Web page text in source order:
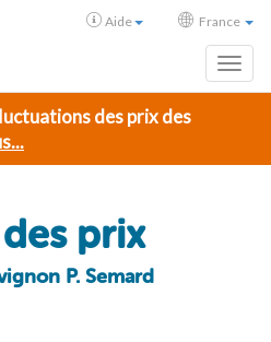
Aide France
des prix des
prix
P. Semard